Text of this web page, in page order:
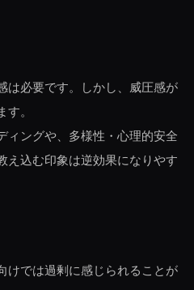
は必要です。しかし、威圧感が
。
ィングや、多様性・心理的安全
え込む印象は逆効果になりやす
けでは過剰に感じられることが